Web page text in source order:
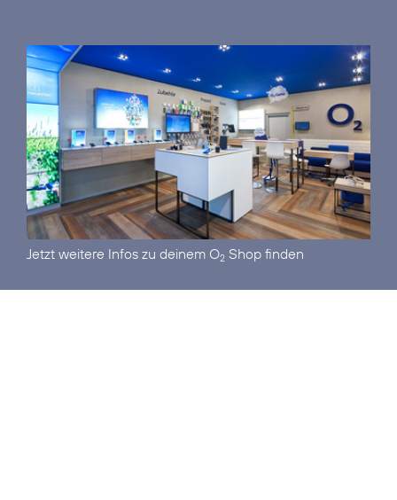
Jetzt weitere Infos zu deinem O2 Shop finden